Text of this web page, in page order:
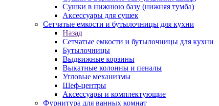
Сушки в нижнюю базу (нижняя тумба)
Аксессуары для сушек
Сетчатые емкости и бутылочницы для кухни
Назад
Сетчатые емкости и бутылочницы для кухни
Бутылочницы
Выдвижные корзины
Выкатные колонны и пеналы
Угловые механизмы
Шеф-центры
Аксессуары и комплектующие
Фурнитура для ванных комнат